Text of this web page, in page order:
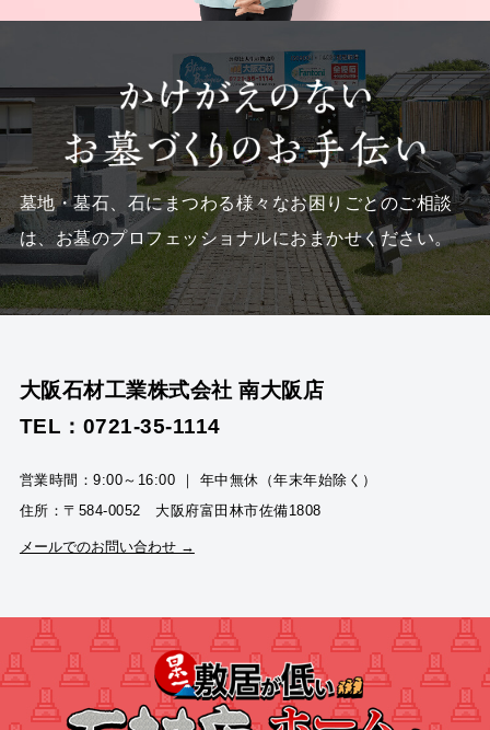
墓地・墓石、石にまつわる様々なお困りごとのご相談
は、お墓のプロフェッショナルにおまかせください。
大阪石材工業株式会社 南大阪店
TEL：0721-35-1114
営業時間：9:00～16:00 ｜ 年中無休（年末年始除く）
住所：〒584-0052 大阪府富田林市佐備1808
メールでのお問い合わせ →